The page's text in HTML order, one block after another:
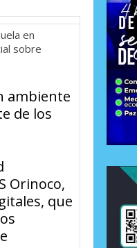
en
sobre
ambiente
de los
Orinoco,
que